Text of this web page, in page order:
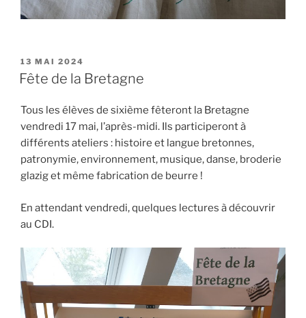
PUBLIÉ
LE
13 MAI 2024
Fête de la Bretagne
Tous les élèves de sixième fêteront la Bretagne
vendredi 17 mai, l’après-midi. Ils participeront à
différents ateliers : histoire et langue bretonnes,
patronymie, environnement, musique, danse, broderie
glazig et même fabrication de beurre !
En attendant vendredi, quelques lectures à découvrir
au CDI.